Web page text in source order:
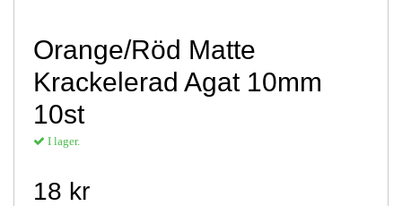
Orange/Röd Matte
Krackelerad Agat 10mm
10st
I lager.
18 kr